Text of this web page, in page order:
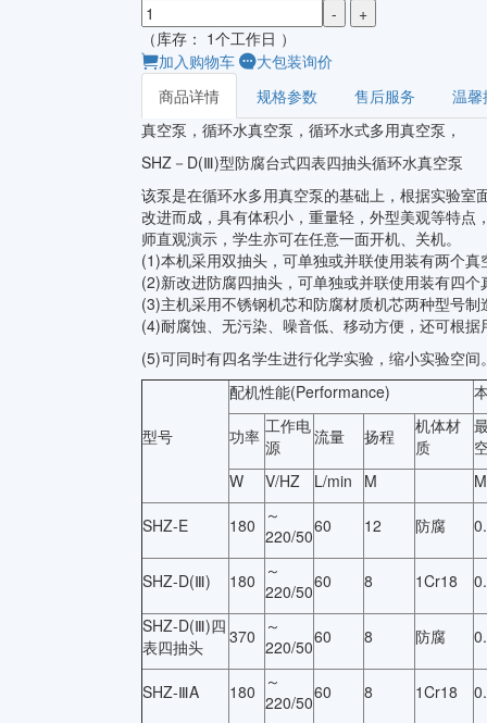
-
+
（库存： 1个工作日 ）
加入购物车
大包装询价
商品详情
规格参数 售后服务
温馨
真空泵，循环水真空泵，循环水式多用真空泵，
SHZ－D(Ⅲ)型防腐台式四表四抽头循环水真空泵
该泵是在循环水多用真空泵的基础上，根据实验
改进而成，具有体积小，重量轻，外型美观等特
师直观演示，学生亦可在任意一面开机、关机。
(1)本机采用双抽头，可单独或并联使用装有两个真
(2)新改进防腐四抽头，可单独或并联使用装有四个
(3)主机采用不锈钢机芯和防腐材质机芯两种型号制
(4)耐腐蚀、无污染、噪音低、移动方便，还可根
(5)可同时有四名学生进行化学实验，缩小实验空间
型号
配机性能(Performance)
功率 工作电
源
流量 扬程
机体材
质
W
V/HZ L/min M
SHZ-E 180
～
220/5060 12 防腐
SHZ-D(Ⅲ) 180
～
220/5060 8 1Cr18
SHZ-D(Ⅲ)四
表四抽头
370
～
220/5060 8 防腐
SHZ-ⅢA 180
～
220/5060 8 1Cr18